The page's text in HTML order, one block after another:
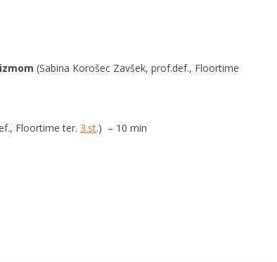
(Sabina Korošec Zavšek, prof.def., Floortime
Floortime ter. 3.st.) – 10 min